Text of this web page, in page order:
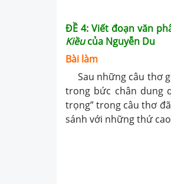
ĐỀ 4: Viết đoạn văn
Kiềucủa Nguyễn Du
Bài làm
Sau những câu thơ
trong bức chân dung
trọng” trong câu thơ
sánh với những thứ